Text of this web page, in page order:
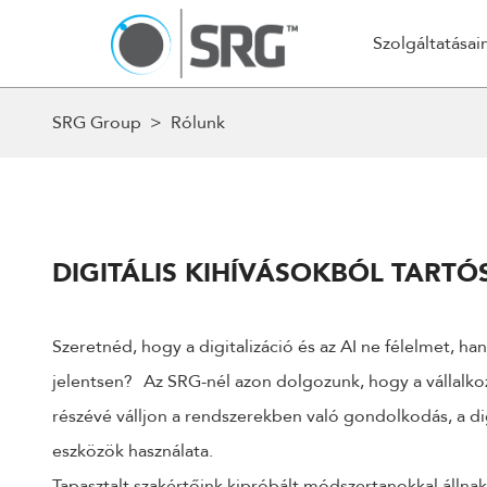
EMAIL
Egyedi
CMS/
SRG Group > Rólunk
DIGITÁLIS KIHÍVÁSOKBÓL
Szeretnéd, hogy a digitalizáció és az AI ne félelmet,
jelentsen? Az SRG-nél azon dolgozunk, hogy a
részévé válljon a rendszerekben való gondolkodás, a
eszközök használata.